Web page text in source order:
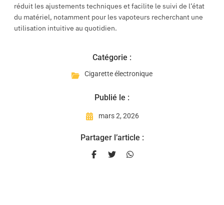
Catégorie :
Cigarette électronique
Publié le :
mars 2, 2026
Partager l’article :
réduit les ajustements techniques et facilite le suivi de l’état
du matériel, notamment pour les vapoteurs recherchant une
utilisation intuitive au quotidien.